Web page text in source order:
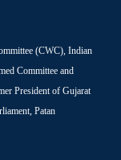
(CWC), Indian
Committee and
President of Gujarat
Patan